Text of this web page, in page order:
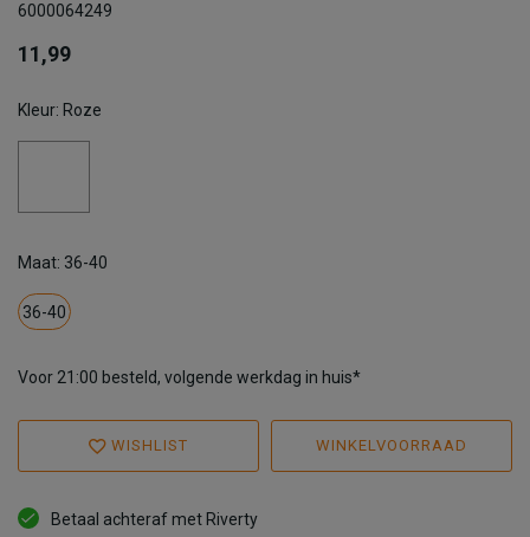
6000064249
11,99
Kleur: Roze
Maat: 36-40
36-40
Voor 21:00 besteld, volgende werkdag in huis*
WISHLIST WINKELVOORRAAD
Betaal achteraf met Riverty